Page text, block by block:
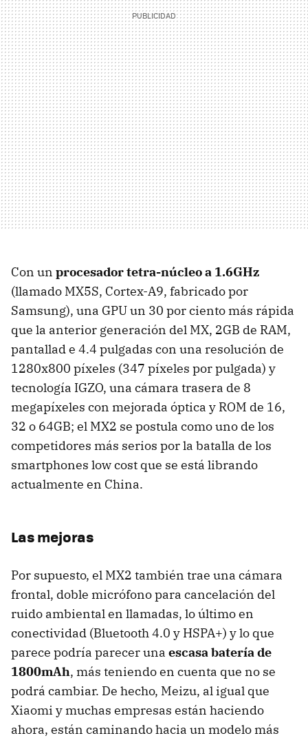
Con un procesador tetra-núcleo a 1.6GHz
(llamado MX5S, Cortex-A9, fabricado por
Samsung), una GPU un 30 por ciento más rápida
que la anterior generación del MX, 2GB de RAM,
pantallad e 4.4 pulgadas con una resolución de
1280x800 píxeles (347 píxeles por pulgada) y
tecnología IGZO, una cámara trasera de 8
megapíxeles con mejorada óptica y ROM de 16,
32 o 64GB; el MX2 se postula como uno de los
competidores más serios por la batalla de los
smartphones low cost que se está librando
actualmente en China.
Las mejoras
Por supuesto, el MX2 también trae una cámara
frontal, doble micrófono para cancelación del
ruido ambiental en llamadas, lo último en
conectividad (Bluetooth 4.0 y HSPA+) y lo que
parece podría parecer una escasa batería de
1800mAh, más teniendo en cuenta que no se
podrá cambiar. De hecho, Meizu, al igual que
Xiaomi y muchas empresas están haciendo
ahora, están caminando hacia un modelo más